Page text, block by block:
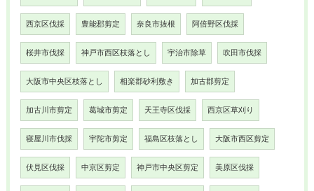
西京区伐採 豊能郡剪定 奈良市抜根 阿倍野区伐採
桜井市伐採 神戸市西区枝落とし 宇治市除草 吹田市伐採
大阪市中央区枝落とし 相楽郡砂利敷き 加古郡剪定
加古川市剪定 葛城市剪定 天王寺区伐採 西京区草刈り
寝屋川市伐採 宇陀市剪定 福島区枝落とし 大阪市西区剪定
伏見区伐採 中京区剪定 神戸市中央区剪定 美原区伐採